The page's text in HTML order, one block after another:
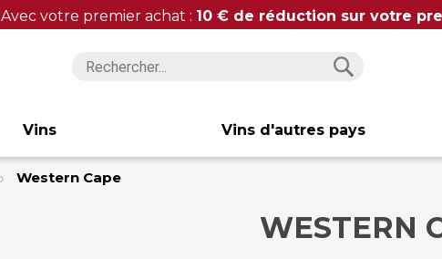
Avec votre premier achat : 10 € de réduction sur votre
Vins Vins d'autres pays
Western Cape
WESTERN